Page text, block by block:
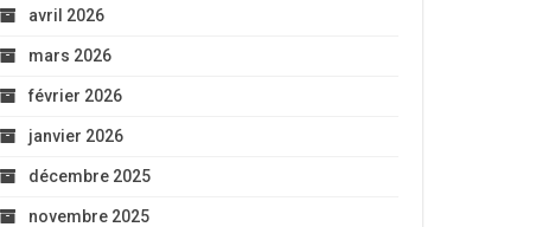
avril 2026
mars 2026
février 2026
janvier 2026
décembre 2025
novembre 2025